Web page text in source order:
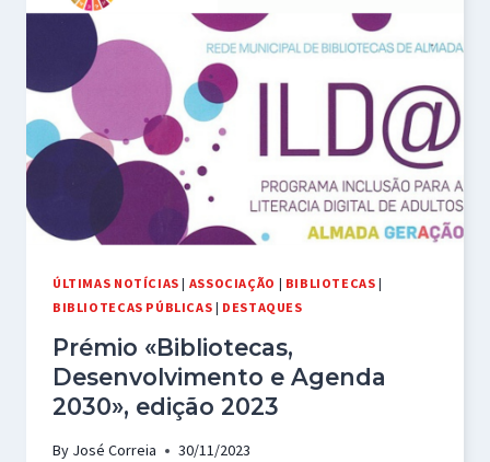
EDIÇÃO
2024
ÚLTIMAS NOTÍCIAS | ASSOCIAÇÃO | BIBLIOTECAS |
BIBLIOTECAS PÚBLICAS | DESTAQUES
Prémio «Bibliotecas,
Desenvolvimento e Agenda
2030», edição 2023
By José Correia 30/11/2023